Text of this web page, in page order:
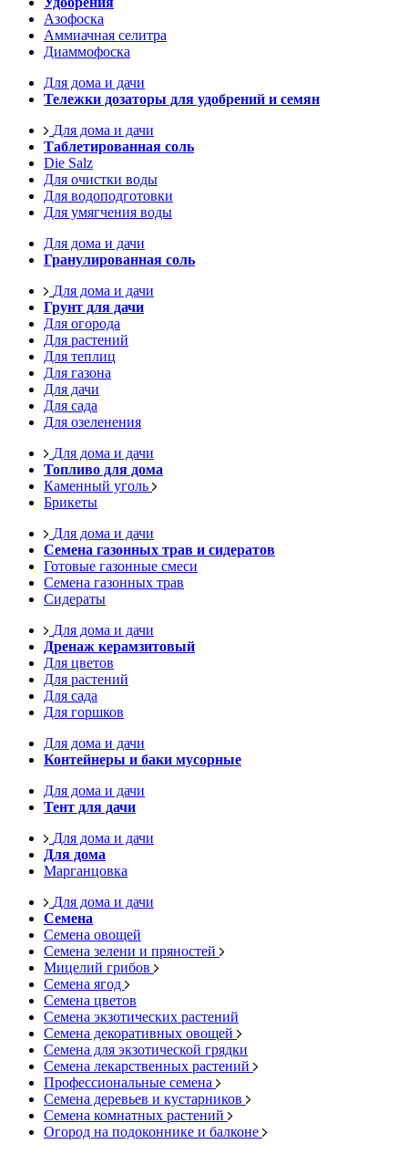
Азофоска
Аммиачная селитра
Диаммофоска
Для дома и дачи
Тележки дозаторы для удобрений и семян
Для дома и дачи
Таблетированная соль
Die Salz
Для очистки воды
Для водоподготовки
Для умягчения воды
Для дома и дачи
Гранулированная соль
Для дома и дачи
Грунт для дачи
Для огорода
Для растений
Для теплиц
Для газона
Для дачи
Для сада
Для озеленения
Для дома и дачи
Топливо для дома
Каменный уголь
Брикеты
Для дома и дачи
Семена газонных трав и сидератов
Готовые газонные смеси
Семена газонных трав
Сидераты
Для дома и дачи
Дренаж керамзитовый
Для цветов
Для растений
Для сада
Для горшков
Для дома и дачи
Контейнеры и баки мусорные
Для дома и дачи
Тент для дачи
Для дома и дачи
Для дома
Марганцовка
Для дома и дачи
Семена
Семена овощей
Семена зелени и пряностей
Мицелий грибов
Семена ягод
Семена цветов
Семена экзотических растений
Семена декоративных овощей
Семена для экзотической грядки
Семена лекарственных растений
Профессиональные семена
Семена деревьев и кустарников
Семена комнатных растений
Огород на подоконнике и балконе